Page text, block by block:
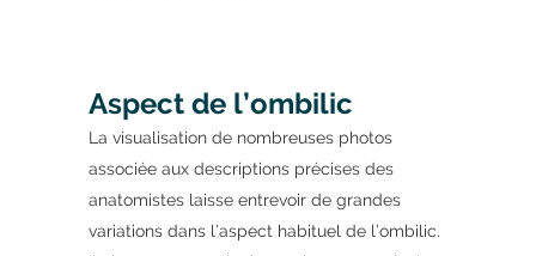
Aspect de l’ombilic
La visualisation de nombreuses photos
associée aux descriptions précises des
anatomistes laisse entrevoir de grandes
variations dans l’aspect habituel de l’ombilic.